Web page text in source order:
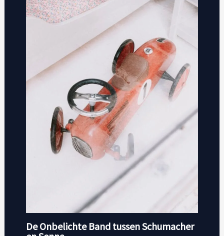
De Onbelichte Band tussen Schumacher